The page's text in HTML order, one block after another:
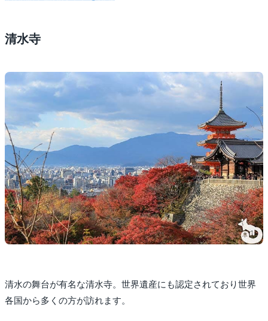
清水寺
清水の舞台が有名な清水寺。世界遺産にも認定されており世界
各国から多くの方が訪れます。